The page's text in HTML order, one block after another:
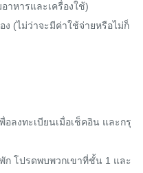
าหารและเครื่องใช้)
(ไม่ว่าจะมีค่าใช้จ่ายหรือไม่ก็
ลงทะเบียนเมื่อเช็คอิน และกรุ
ก โปรดพบพวกเขาที่ชั้น 1 และ